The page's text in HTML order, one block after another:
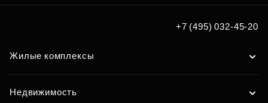
+7 (495) 032-45-20
Жилые комплексы
Недвижимость